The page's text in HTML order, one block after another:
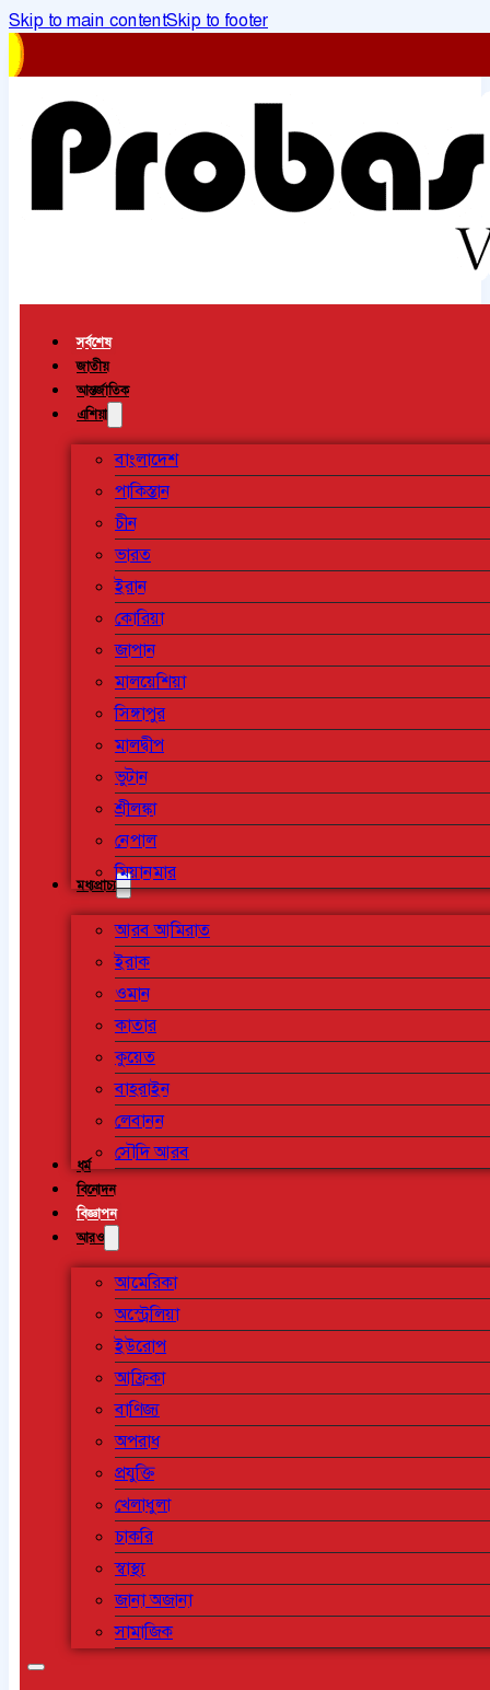
Skip to main contentSkip to footer
সর্বশেষ
জাতীয়
আন্তর্জাতিক
এশিয়া
বাংলাদেশ
পাকিস্তান
চীন
ভারত
ইরান
কোরিয়া
জাপান
মালয়েশিয়া
সিঙ্গাপুর
মালদ্বীপ
ভুটান
শ্রীলঙ্কা
নেপাল
মিয়ানমার
মধ্যপ্রাচ্য
আরব আমিরাত
ইরাক
ওমান
কাতার
কুয়েত
বাহরাইন
লেবানন
সৌদি আরব
ধর্ম
বিনোদন
বিজ্ঞাপন
আরও
আমেরিকা
অস্ট্রেলিয়া
ইউরোপ
আফ্রিকা
বাণিজ্য
অপরাধ
প্রযুক্তি
খেলাধুলা
চাকরি
স্বাস্থ্য
জানা অজানা
সামাজিক